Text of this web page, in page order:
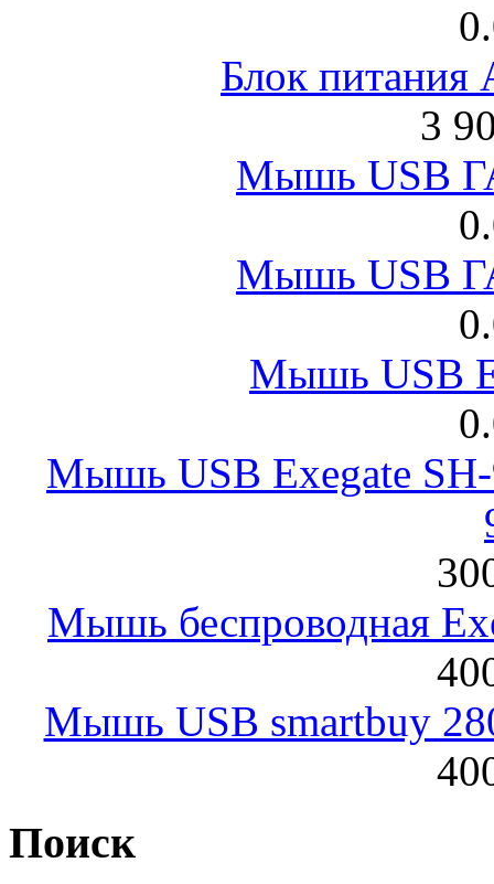
Блок питания
3
Мышь USB
Мышь USB
Мышь USB
Мышь USB Exegate
Мышь беспроводная
Мышь USB smartbuy
Поиск